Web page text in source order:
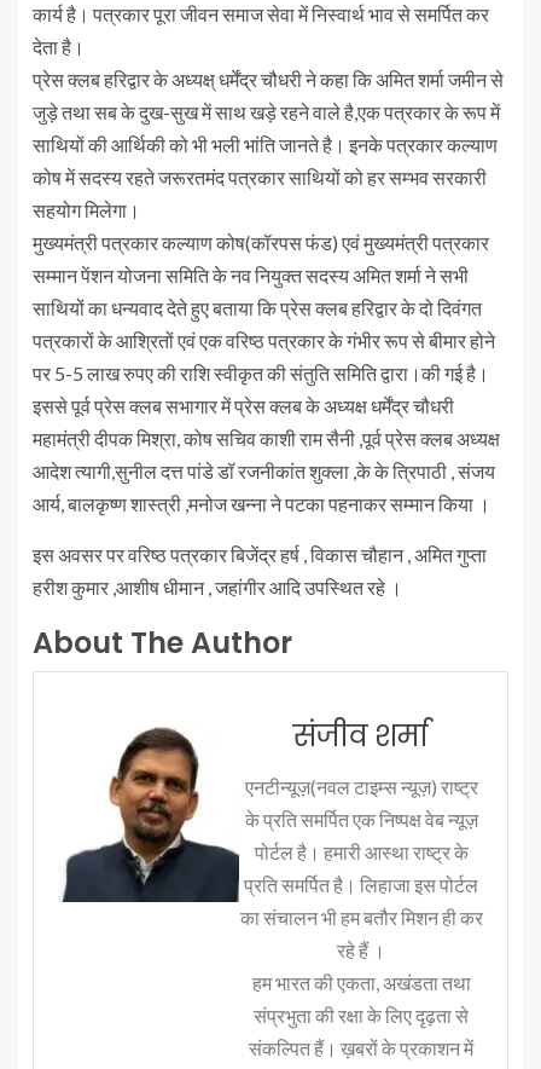
कार्य है। पत्रकार पूरा जीवन समाज सेवा में निस्वार्थ भाव से समर्पित कर
देता है।
प्रेस क्लब हरिद्वार के अध्यक्ष् धर्मेंद्र चौधरी ने कहा कि अमित शर्मा जमीन से
जुड़े तथा सब के दुख-सुख में साथ खड़े रहने वाले है,एक पत्रकार के रूप में
साथियों की आर्थिकी को भी भली भांति जानते है। इनके पत्रकार कल्याण
कोष में सदस्य रहते जरूरतमंद पत्रकार साथियों को हर सम्भव सरकारी
सहयोग मिलेगा।
मुख्यमंत्री पत्रकार कल्याण कोष(कॉरपस फंड) एवं मुख्यमंत्री पत्रकार
सम्मान पेंशन योजना समिति के नव नियुक्त सदस्य अमित शर्मा ने सभी
साथियों का धन्यवाद देते हुए बताया कि प्रेस क्लब हरिद्वार के दो दिवंगत
पत्रकारों के आश्रितों एवं एक वरिष्ठ पत्रकार के गंभीर रूप से बीमार होने
पर 5-5 लाख रुपए की राशि स्वीकृत की संतुति समिति द्वारा।की गई है।
इससे पूर्व प्रेस क्लब सभागार में प्रेस क्लब के अध्यक्ष धर्मेंद्र चौधरी
महामंत्री दीपक मिश्रा, कोष सचिव काशी राम सैनी ,पूर्व प्रेस क्लब अध्यक्ष
आदेश त्यागी,सुनील दत्त पांडे डॉ रजनीकांत शुक्ला ,के के त्रिपाठी , संजय
आर्य, बालकृष्ण शास्त्री ,मनोज खन्ना ने पटका पहनाकर सम्मान किया ।
इस अवसर पर वरिष्ठ पत्रकार बिजेंद्र हर्ष , विकास चौहान , अमित गुप्ता
हरीश कुमार ,आशीष धीमान , जहांगीर आदि उपस्थित रहे ।
About The Author
संजीव शर्मा
एनटीन्यूज़(नवल टाइम्स न्यूज़) राष्ट्र
के प्रति समर्पित एक निष्पक्ष वेब न्यूज़
पोर्टल है। हमारी आस्था राष्ट्र के
प्रति समर्पित है। लिहाजा इस पोर्टल
का संचालन भी हम बतौर मिशन ही कर
रहे हैं ।
हम भारत की एकता, अखंडता तथा
संप्रभुता की रक्षा के लिए दृढ़ता से
संकल्पित हैं। ख़बरों के प्रकाशन में